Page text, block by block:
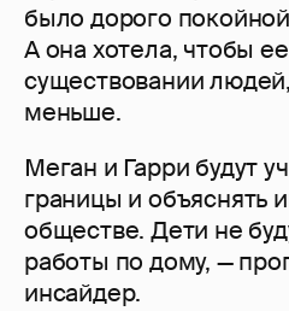
было дорого
А она хотела, чтобы
существовании
меньше.
Меган и Гарри будут
границы и объяснять
обществе. Дети не
работы по дому, —
инсайдер.